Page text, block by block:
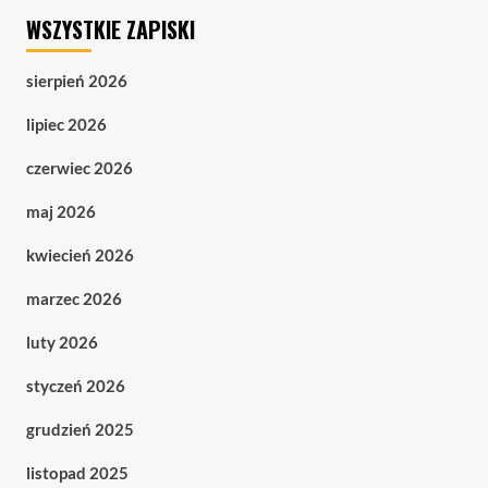
WSZYSTKIE ZAPISKI
sierpień 2026
lipiec 2026
czerwiec 2026
maj 2026
kwiecień 2026
marzec 2026
luty 2026
styczeń 2026
grudzień 2025
listopad 2025